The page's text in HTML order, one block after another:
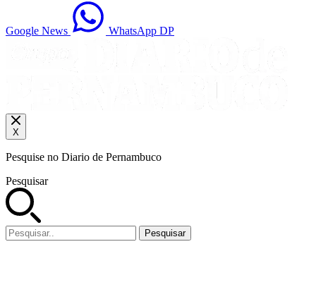
Google News WhatsApp DP
X
Pesquise no Diario de Pernambuco
Pesquisar
Pesquisar